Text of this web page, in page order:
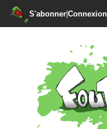
S'abonner|Connexion